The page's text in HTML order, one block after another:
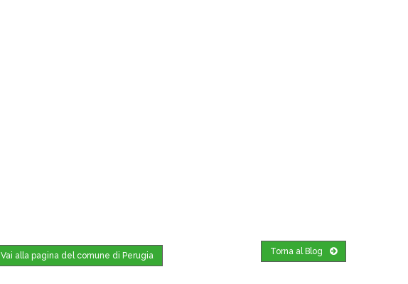
Torna al Blog
Vai alla pagina del comune di Perugia